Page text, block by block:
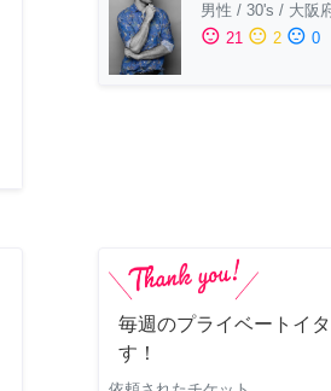
男性 / 30's / 大阪
sentiment_satisfied 21 sentiment_neutral 2 sentiment_dissatisfied 0
毎週のプライベートイ
す！